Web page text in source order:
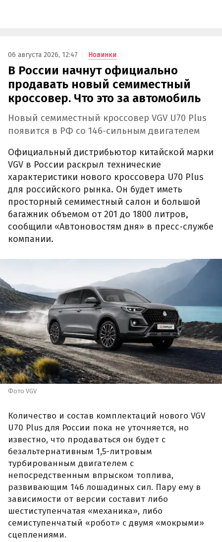
06 августа 2026, 12:47 Новинки
В России начнут официально
продавать новый семиместный
кроссовер. Что это за автомобиль
Новый семиместный кроссовер VGV U70 Plus
появится в РФ со 146-сильным двигателем
Официальный дистрибьютор китайской марки
VGV в России раскрыл технические
характеристики нового кроссовера U70 Plus
для российского рынка. Он будет иметь
просторный семиместный салон и большой
багажник объемом от 201 до 1800 литров,
сообщили «Автоновостям дня» в пресс-службе
компании.
Фото VGV
Количество и состав комплектаций нового VGV
U70 Plus для России пока не уточняется, но
известно, что продаваться он будет с
безальтернативным 1,5-литровым
турбированным двигателем с
непосредственным впрыском топлива,
развивающим 146 лошадиных сил. Пару ему в
зависимости от версии составит либо
шестиступенчатая «механика», либо
семиступенчатый «робот» с двумя «мокрыми»
сцеплениями.